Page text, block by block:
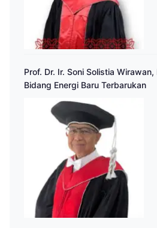
Prof. Dr. Ir. Soni Solistia
Bidang Energi Baru Terbarukan